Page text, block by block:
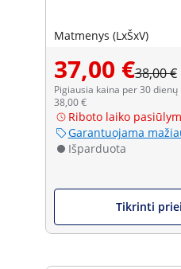
Matmenys (LxŠxV)
37,00 €38,00 €
Pigiausia kaina per 30
38,00 €
Riboto laiko
Garantuojama
Išparduota
Tikrinti